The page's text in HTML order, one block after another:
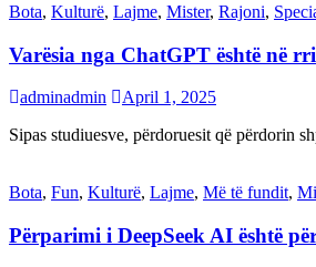
Bota, Kulturë, Lajme, Mister, Rajoni,
Varësia nga ChatGPT është në
adminadmin
April 1, 2025
Sipas studiuesve, përdoruesit që përdorin
Bota, Fun, Kulturë, Lajme, Më të fundit,
Përparimi i DeepSeek AI është